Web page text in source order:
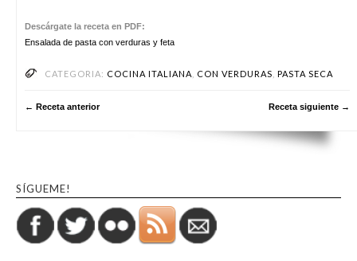
Descárgate la receta en PDF:
Ensalada de pasta con verduras y feta
CATEGORIA: COCINA ITALIANA CON VERDURAS PASTA SECA
← Receta anterior Receta siguiente →
SÍGUEME!